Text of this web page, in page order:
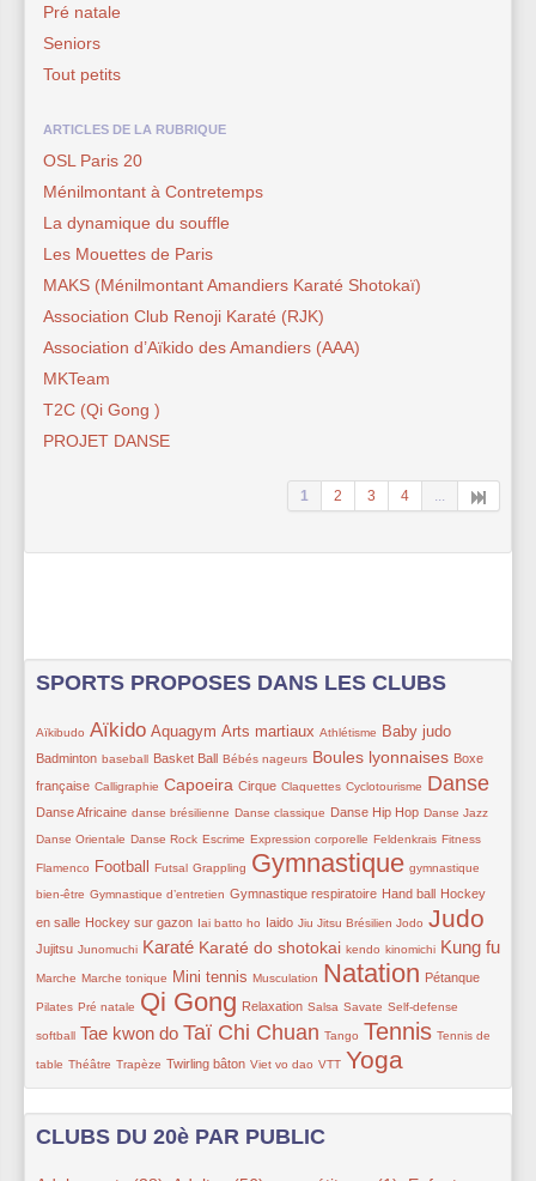
Pré natale
Seniors
Tout petits
ARTICLES DE LA RUBRIQUE
OSL Paris 20
Ménilmontant à Contretemps
La dynamique du souffle
Les Mouettes de Paris
MAKS (Ménilmontant Amandiers Karaté Shotokaï)
Association Club Renoji Karaté (RJK)
Association d’Aïkido des Amandiers (AAA)
MKTeam
T2C (Qi Gong )
PROJET DANSE
1 2 3 4
SPORTS PROPOSES DANS LES CLUBS
15/353
Aïkibudo
233/353Aïkido
143/353 Aquagym
157/353 Arts martiaux
43/353 Athlétisme
147/353 Baby judo
89/353
Badminton
48/353 baseball
93/353 Basket Ball
60/353 Bébés nageurs
162/353 Boules lyonnaises
87/353
Boxe
française
54/353 Calligraphie
162/353 Capoeira
118/353 Cirque
56/353 Claquettes
56/353 Cyclotourisme
258/353 Danse
117/353
Danse Africaine
61/353 danse brésilienne
59/353 Danse classique
116/353 Danse Hip Hop
56/353 Danse Jazz
56/353
Danse Orientale
56/353 Danse Rock
43/353 Escrime
59/353 Expression corporelle
34/353 Feldenkrais
22/353 Fitness
56/353
Flamenco
126/353Football
63/353 Futsal
40/353 Grappling
352/353 Gymnastique
42/353
gymnastique
bien-être
59/353 Gymnastique d’entretien
113/353 Gymnastique respiratoire
118/353 Hand ball
97/353
Hockey
en salle
97/353Hockey sur gazon
32/353 Iai batto ho
101/353 Iaido
40/353 Jiu Jitsu Brésilien
12/353 Jodo
310/353 Judo
91/353
Jujitsu
54/353Junomuchi
204/353 Karaté
177/353 Karaté do shotokai
54/353 kendo
54/353 kinomichi
196/353 Kung fu
56/353
Marche
42/353Marche tonique
156/353 Mini tennis
35/353 Musculation
353/353 Natation
82/353 Pétanque
56/353
Pilates
60/353Pré natale
351/353 Qi Gong
102/353 Relaxation
56/353 Salsa
33/353 Savate
58/353 Self-defense
48/353
softball
193/353Tae kwon do
265/353 Taï Chi Chuan
56/353 Tango
302/353 Tennis
52/353 Tennis de
table
59/353Théâtre
22/353 Trapèze
78/353 Twirling bâton
47/353 Viet vo dao
56/353 VTT
316/353 Yoga
CLUBS DU 20è PAR PUBLIC